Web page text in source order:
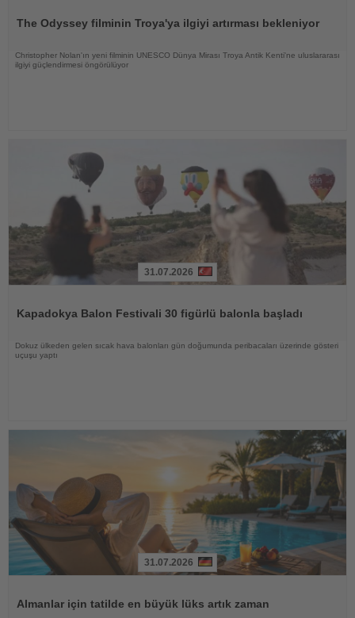
The Odyssey filminin Troya'ya ilgiyi artırması bekleniyor
Christopher Nolan'ın yeni filminin UNESCO Dünya Mirası Troya Antik Kenti'ne uluslararası
ilgiyi güçlendirmesi öngörülüyor
31.07.2026
Kapadokya Balon Festivali 30 figürlü balonla başladı
Dokuz ülkeden gelen sıcak hava balonları gün doğumunda peribacaları üzerinde gösteri
uçuşu yaptı
31.07.2026
Almanlar için tatilde en büyük lüks artık zaman